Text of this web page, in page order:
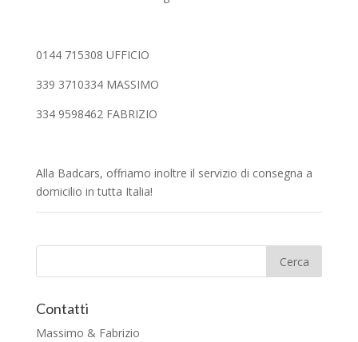
0144 715308 UFFICIO
339 3710334 MASSIMO
334 9598462 FABRIZIO
Alla Badcars, offriamo inoltre il servizio di consegna a
domicilio in tutta Italia!
Contatti
Massimo & Fabrizio